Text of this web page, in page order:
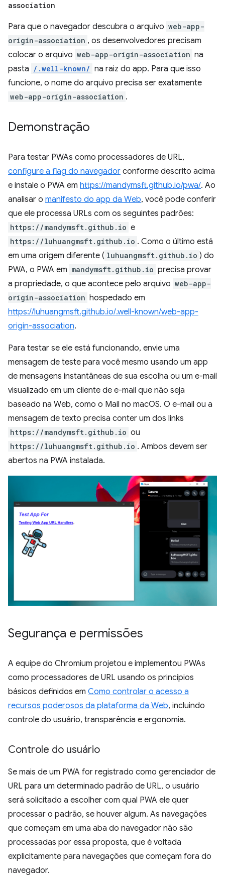
association
Para que o navegador descubra o arquivo web-app-
origin-association , os desenvolvedores precisam
colocar o arquivo web-app-origin-association na
pasta /.well-known/ na raiz do app. Para que isso
funcione, o nome do arquivo precisa ser exatamente
web-app-origin-association .
Demonstração
Para testar PWAs como processadores de URL,
configure a flag do navegador conforme descrito acima
e instale o PWA em https://mandymsft.github.io/pwa/. Ao
analisar o manifesto do app da Web, você pode conferir
que ele processa URLs com os seguintes padrões:
https://mandymsft.github.io e
https://luhuangmsft.github.io . Como o último está
em uma origem diferente ( luhuangmsft.github.io ) do
PWA, o PWA em mandymsft.github.io precisa provar
a propriedade, o que acontece pelo arquivo web-app-
origin-association hospedado em
https://luhuangmsft.github.io/.well-known/web-app-
origin-association.
Para testar se ele está funcionando, envie uma
mensagem de teste para você mesmo usando um app
de mensagens instantâneas de sua escolha ou um e-mail
visualizado em um cliente de e-mail que não seja
baseado na Web, como o Mail no macOS. O e-mail ou a
mensagem de texto precisa conter um dos links
https://mandymsft.github.io ou
https://luhuangmsft.github.io . Ambos devem ser
abertos na PWA instalada.
Segurança e permissões
A equipe do Chromium projetou e implementou PWAs
como processadores de URL usando os princípios
básicos definidos em Como controlar o acesso a
recursos poderosos da plataforma da Web, incluindo
controle do usuário, transparência e ergonomia.
Controle do usuário
Se mais de um PWA for registrado como gerenciador de
URL para um determinado padrão de URL, o usuário
será solicitado a escolher com qual PWA ele quer
processar o padrão, se houver algum. As navegações
que começam em uma aba do navegador não são
processadas por essa proposta, que é voltada
explicitamente para navegações que começam fora do
navegador.